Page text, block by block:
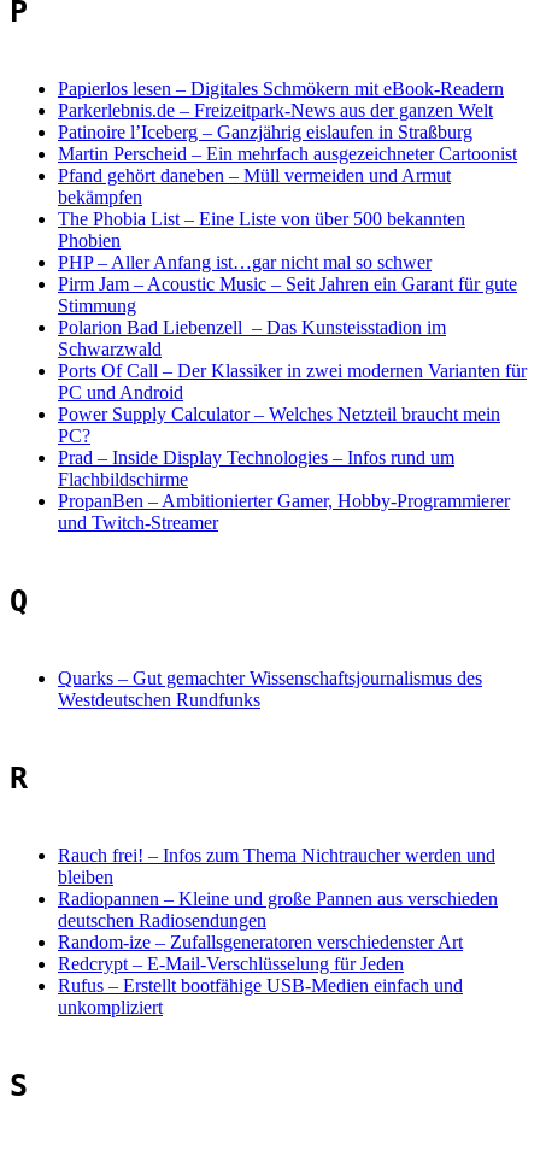
P
Papierlos lesen – Digitales Schmökern mit eBook-Readern
Parkerlebnis.de – Freizeitpark-News aus der ganzen Welt
Patinoire l’Iceberg – Ganzjährig eislaufen in Straßburg
Martin Perscheid – Ein mehrfach ausgezeichneter Cartoonist
Pfand gehört daneben – Müll vermeiden und Armut
bekämpfen
The Phobia List – Eine Liste von über 500 bekannten
Phobien
PHP– Aller Anfang ist…gar nicht mal so schwer
Pirm Jam – Acoustic Music – Seit Jahren ein Garant für gute
Stimmung
Polarion Bad Liebenzell – Das Kunsteisstadion im
Schwarzwald
Ports Of Call – Der Klassiker in zwei modernen Varianten für
PC und Android
Power Supply Calculator– Welches Netzteil braucht mein
PC?
Prad – Inside Display Technologies – Infos rund um
Flachbildschirme
PropanBen – Ambitionierter Gamer, Hobby-Programmierer
und Twitch-Streamer
Q
Quarks – Gut gemachter Wissenschaftsjournalismus des
Westdeutschen Rundfunks
R
Rauch frei! – Infos zum Thema Nichtraucher werden und
bleiben
Radiopannen – Kleine und große Pannen aus verschieden
deutschen Radiosendungen
Random-ize – Zufallsgeneratoren verschiedenster Art
Redcrypt – E-Mail-Verschlüsselung für Jeden
Rufus – Erstellt bootfähige USB-Medien einfach und
unkompliziert
S